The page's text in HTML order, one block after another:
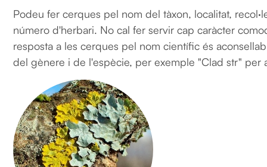
Podeu fer cerques pel nom del tàxon, localitat,
número d'herbari. No cal fer servir cap caràcter
resposta a les cerques pel nom científic és
del gènere i de l'espècie, per exemple "Clad str" per